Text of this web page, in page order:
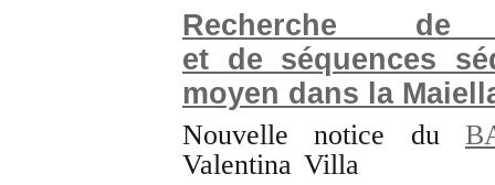
Recherche de
et de séquences
moyen dans la
Nouvelle notice du
Valentina Villa